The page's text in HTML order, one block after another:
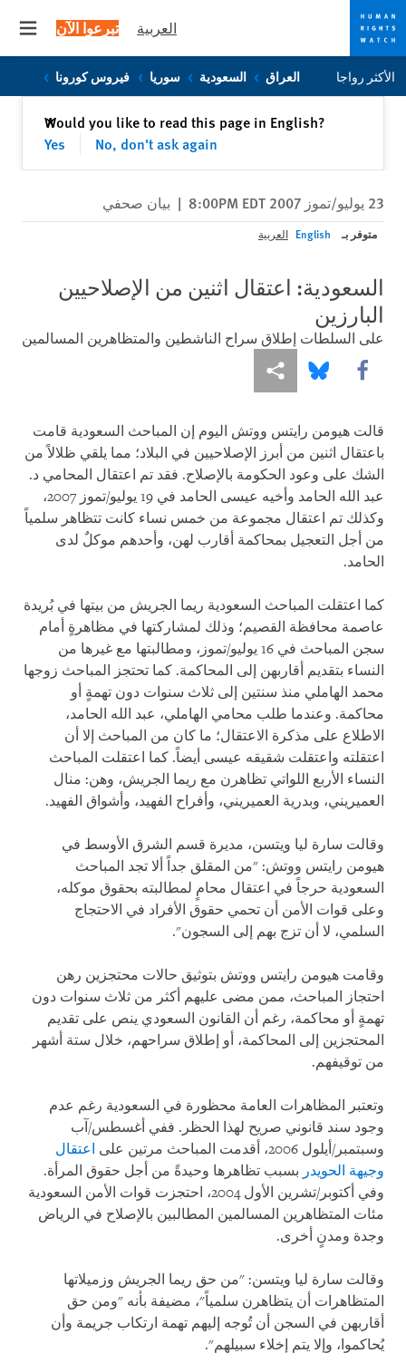
Skip
to
Skip
to
العربية تبرعوا الآن
الأكثر رواجا العراق السعودية سوريا فيروس كورونا
Would you like to read this page in English?
Yes
No, don't ask again
✕إغلاق
23 يوليو/تموز 2007 8:00PM EDT | بيان صحفي
متوفر بـ English العربية
السعودية: اعتقال اثنين من الإصلاحيين
البارزين
على السلطات إطلاق سراح الناشطين والمتظاهرين المسالمين
Share this via Facebook
Share this via Bluesky
Share this via مشاركة
قالت هيومن رايتس ووتش اليوم إن المباحث السعودية قامت
باعتقال اثنين من أبرز الإصلاحيين في البلاد؛ مما يلقي ظلالاً من
الشك على وعود الحكومة بالإصلاح. فقد تم اعتقال المحامي د.
عبد الله الحامد وأخيه عيسى الحامد في 19 يوليو/تموز 2007،
وكذلك تم اعتقال مجموعة من خمس نساء كانت تتظاهر سلمياً
من أجل التعجيل بمحاكمة أقارب لهن، وأحدهم موكلٌ لدى
الحامد.
كما اعتقلت المباحث السعودية ريما الجريش من بيتها في بُريدة
عاصمة محافظة القصيم؛ وذلك لمشاركتها في مظاهرةٍ أمام
سجن المباحث في 16 يوليو/تموز، ومطالبتها مع غيرها من
النساء بتقديم أقاربهن إلى المحاكمة. كما تحتجز المباحث زوجها
محمد الهاملي منذ سنتين إلى ثلاث سنوات دون تهمةٍ أو
محاكمة. وعندما طلب محامي الهاملي، عبد الله الحامد،
الاطلاع على مذكرة الاعتقال؛ ما كان من المباحث إلا أن
اعتقلته واعتقلت شقيقه عيسى أيضاً. كما اعتقلت المباحث
النساء الأربع اللواتي تظاهرن مع ريما الجريش، وهن: منال
العميريني، وبدرية العميريني، وأفراح الفهيد، وأشواق الفهيد.
وقالت سارة ليا ويتسن، مديرة قسم الشرق الأوسط في
هيومن رايتس ووتش: "من المقلق جداً ألا تجد المباحث
السعودية حرجاً في اعتقال محامٍ لمطالبته بحقوق موكله،
وعلى قوات الأمن أن تحمي حقوق الأفراد في الاحتجاج
السلمي، لا أن تزج بهم إلى السجون".
وقامت هيومن رايتس ووتش بتوثيق حالات محتجزين رهن
احتجاز المباحث، ممن مضى عليهم أكثر من ثلاث سنوات دون
تهمةٍ أو محاكمة، رغم أن القانون السعودي ينص على تقديم
المحتجزين إلى المحاكمة، أو إطلاق سراحهم، خلال ستة أشهر
من توقيفهم.
وتعتبر المظاهرات العامة محظورة في السعودية رغم عدم
وجود سند قانوني صريح لهذا الحظر. ففي أغسطس/آب
وسبتمبر/أيلول 2006، أقدمت المباحث مرتين على
اعتقال
وجيهة الحويدر بسبب تظاهرها وحيدةً من أجل حقوق المرأة.
وفي أكتوبر/تشرين الأول 2004، احتجزت قوات الأمن السعودية
مئات المتظاهرين المسالمين المطالبين بالإصلاح في الرياض
وجدة ومدنٍ أخرى.
وقالت سارة ليا ويتسن: "من حق ريما الجريش وزميلاتها
المتظاهرات أن يتظاهرن سلمياً"، مضيفة بأنه "ومن حق
أقاربهن في السجن أن تُوجه إليهم تهمة ارتكاب جريمة وأن
يُحاكموا، وإلا يتم إخلاء سبيلهم".